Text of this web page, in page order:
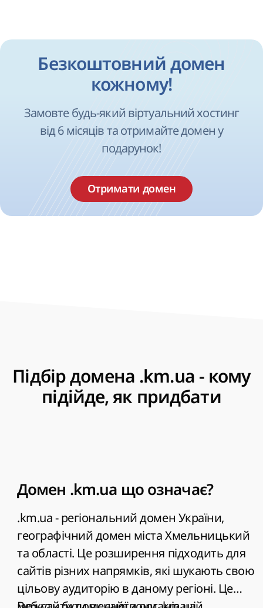
Безкоштовний домен
кожному!
Замовте будь-який віртуальний хостинг
від 6 місяців та отримайте домен у
подарунок!
Отримати домен
Підбір домена .km.ua - кому
підійде, як придбати
Домен .km.ua що означає?
.km.ua - регіональний домен України,
географічний домен міста Хмельницький
та області. Це розширення підходить для
сайтів різних напрямків, які шукають свою
цільову аудиторію в даному регіоні. Це